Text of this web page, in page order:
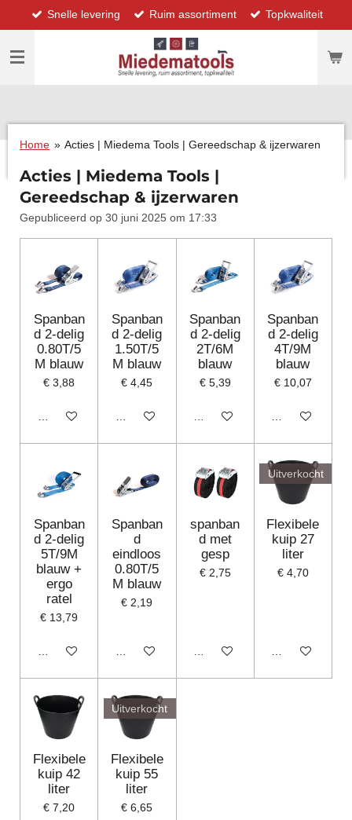
direct
naar
hoofdinhoud
Snelle levering Ruim assortiment Topkwaliteit
Home » Acties | Miedema Tools | Gereedschap & ijzerwaren
Acties | Miedema Tools |
Gereedschap & ijzerwaren
Gepubliceerd op 30 juni 2025 om 17:33
Spanban
d 2-delig
0.80T/5
M blauw
€ 3,88
In winkelwagen
Spanban
d 2-delig
1.50T/5
M blauw
€ 4,45
In winkelwagen
Spanban
d 2-delig
2T/6M
blauw
€ 5,39
In winkelwagen
Spanban
d 2-delig
4T/9M
blauw
€ 10,07
In winkelwagen
Spanban
d 2-delig
5T/9M
blauw +
ergo
ratel
€ 13,79
In winkelwagen
Spanban
d
eindloos
0.80T/5
M blauw
€ 2,19
In winkelwagen
spanban
d met
gesp
€ 2,75
In winkelwagen
Uitverkocht
Flexibele
kuip 27
liter
€ 4,70
Houd mij op de
Flexibele
kuip 42
liter
€ 7,20
Uitverkocht
Flexibele
kuip 55
liter
€ 6,65